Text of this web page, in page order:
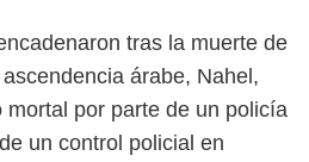
tras la muerte de
árabe, Nahel,
por parte de un policía
un control policial en